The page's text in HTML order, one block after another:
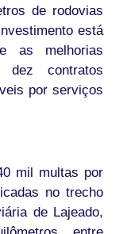
de rodovias
está
as melhorias
dez contratos
por serviços
mil multas por
no trecho
de Lajeado,